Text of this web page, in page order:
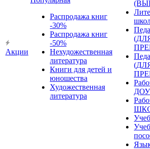
Акции
Распродажа книг
-30%
Распродажа книг
-50%
Нехудожественная
литература
Книги для детей и
юношества
Художественная
литература
ДОУ